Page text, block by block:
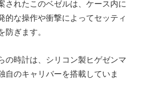
されたこのベゼルは、ケース内に
的な操作や衝撃によってセッティ
防ぎます。
の時計は、シリコン製ヒゲゼンマ
自のキャリバーを搭載していま